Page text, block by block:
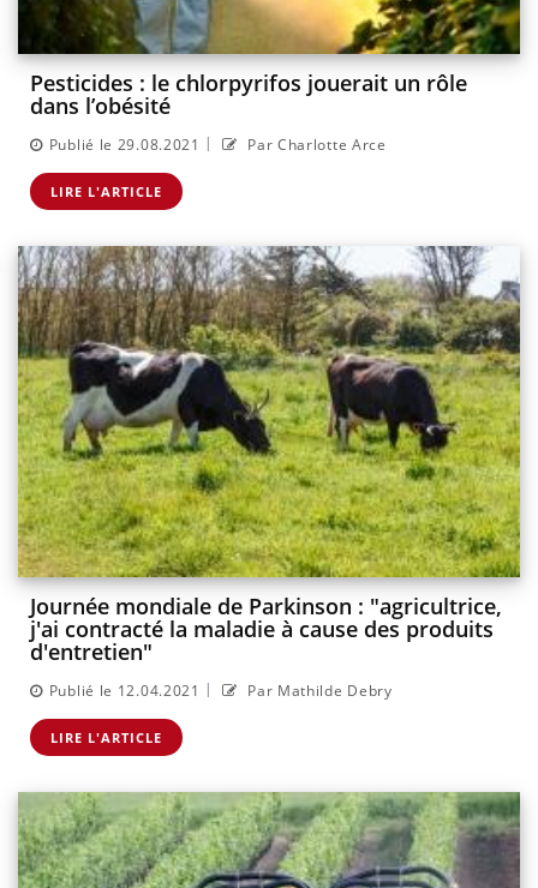
Pesticides : le chlorpyrifos jouerait un rôle
dans l’obésité
Publié le 29.08.2021 | Par Charlotte Arce
LIRE L'ARTICLE
Journée mondiale de Parkinson : "agricultrice,
j'ai contracté la maladie à cause des produits
d'entretien"
Publié le 12.04.2021 | Par Mathilde Debry
LIRE L'ARTICLE